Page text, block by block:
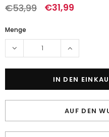
€53,99 €31,99
Menge
AUF DEN